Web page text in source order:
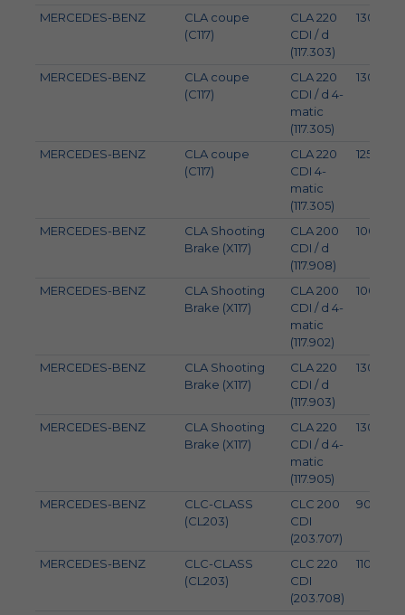
MERCEDES-BENZ
CLA coupe
(C117)
CLA 220
CDI / d
(117.303)
130
MERCEDES-BENZ
CLA coupe
(C117)
CLA 220
CDI / d 4-
matic
(117.305)
130
MERCEDES-BENZ
CLA coupe
(C117)
CLA 220
CDI 4-
matic
(117.305)
125
MERCEDES-BENZ
CLA Shooting
Brake (X117)
CLA 200
CDI / d
(117.908)
100
MERCEDES-BENZ
CLA Shooting
Brake (X117)
CLA 200
CDI / d 4-
matic
(117.902)
100
MERCEDES-BENZ
CLA Shooting
Brake (X117)
CLA 220
CDI / d
(117.903)
130
MERCEDES-BENZ
CLA Shooting
Brake (X117)
CLA 220
CDI / d 4-
matic
(117.905)
130
MERCEDES-BENZ
CLC-CLASS
(CL203)
CLC 200
CDI
(203.707)
90
MERCEDES-BENZ
CLC-CLASS
(CL203)
CLC 220
CDI
(203.708)
110